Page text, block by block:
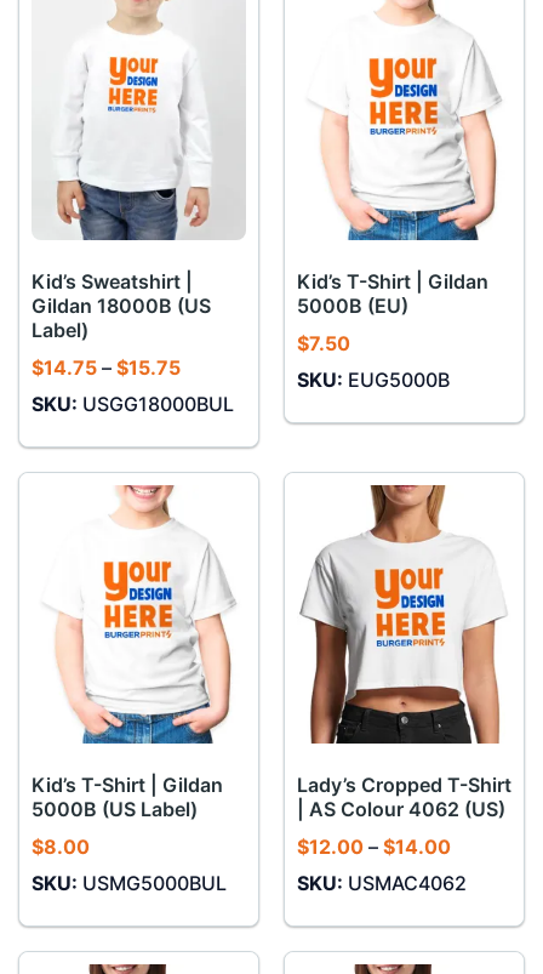
Kid’s Sweatshirt |
Gildan 18000B (US
Label)
$14.75 – $15.75Khoảng
từ
đến
SKU: USGG18000BUL
Kid’s T-Shirt | Gildan
5000B (EU)
$7.50
SKU: EUG5000B
Kid’s T-Shirt | Gildan
5000B (US Label)
$8.00
SKU: USMG5000BUL
Lady’s Cropped T-Shirt
| AS Colour 4062 (US)
$12.00 – $14.00Khoảng
từ
đến
SKU: USMAC4062